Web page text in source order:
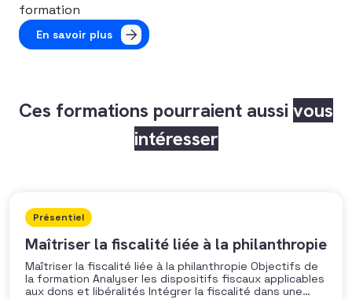
formation
En savoir plus
Ces formations pourraient aussi vous
intéresser
Présentiel
Maîtriser la fiscalité liée à la philanthropie
Maîtriser la fiscalité liée à la philanthropie Objectifs de
la formation Analyser les dispositifs fiscaux applicables
aux dons et libéralités Intégrer la fiscalité dans une